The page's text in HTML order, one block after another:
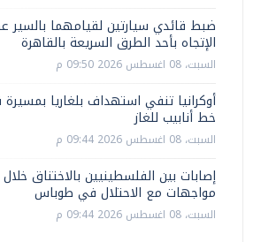
ضبط قائدي سيارتين لقيامهما
الإتجاه بأحد الطرق السريعة بالقاهرة
السبت، 08 اغسطس 2026 09:50 م
أوكرانيا تنفي استهداف بلغاريا
خط أنابيب للغاز
السبت، 08 اغسطس 2026 09:44 م
إصابات بين الفلسطينيين بالاختناق خلال
مواجهات مع الاحتلال في طوباس
السبت، 08 اغسطس 2026 09:44 م